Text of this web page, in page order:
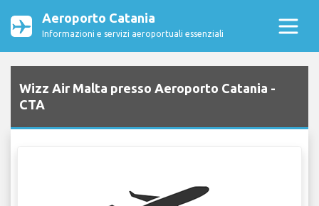
Aeroporto Catania
Informazioni e servizi aeroportuali essenziali
Wizz Air Malta presso Aeroporto Catania -
CTA